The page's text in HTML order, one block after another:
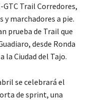
Trail Corredores,
y marchadores a pie.
prueba de Trail que
desde Ronda
la Ciudad del Tajo.
se celebrará el
de sprint, una